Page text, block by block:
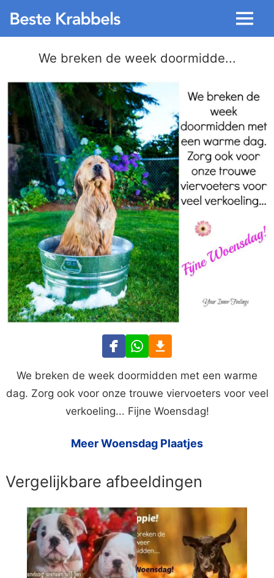
Menu
We breken de week doormidde...
We breken de week doormidden met een warme
dag. Zorg ook voor onze trouwe viervoeters voor veel
verkoeling... Fijne Woensdag!
Meer Woensdag Plaatjes
Vergelijkbare afbeeldingen